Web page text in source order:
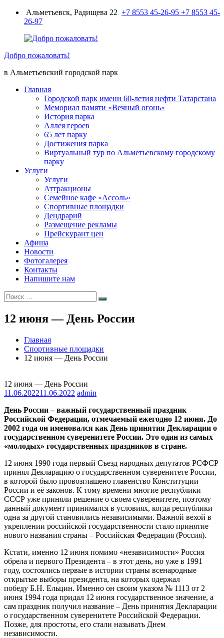
ПерейтиАльметьевск, Радищева 22 +7 8553 45-26-95 +7 8553 45-
26-97
Добро пожаловать!
в Альметьевский городской парк
Главная
Городской парк имени 60-летия нефти Татарстана
Мемориал памяти «Вечный огонь»
История парка
Аллея героев
65 лет парку
Достижения парка
Виртуальный тур по Альметьевскому городскому
парку
Услуги
Услуги
Аттракционы
Семейное кафе «Ассоль»
Спортивные площадки
Дендрарий
Размещение рекламы
Прейскурант цен
Афиша
Новости
Фотогалерея
Контакты
Напишите нам
Искать:
Поиск
12 июня — День России
Главная
Спортивные площадки
12 июня — День России
12 июня — День России
11.06.202211.06.2022 admin
День России – важный государственный праздник
Российской Федерации, отмечаемый ежегодно 12 июня. До
2002 года он именовался как День принятия Декларации о
государственном суверенитете России. Это один из самых
«молодых» государственных праздников в стране.
12 июня 1990 года первый Съезд народных депутатов РСФСР
принял Декларацию о государственном суверенитете России,
в которой было провозглашено главенство Конституции
России и её законов. К тому времени многие республики
СССР уже приняли решение о своем суверенитете, поэтому
данный документ принимался в условиях, когда республики
одна за другой становились независимыми. Важной вехой в
укреплении российской государственности стало принятие
нового названия страны – Российская Федерация (Россия).
Кстати, именно 12 июня помимо «независимости» Россия
обрела и первого Президента – в этот день, но уже в 1991
году, состоялись первые в истории страны всенародные
открытые выборы президента, на которых одержал
победу Б.Н. Ельцин. Именно он своим указом № 1113 от 2
июня 1994 года придал 12 июня государственное значение, а
сам праздник получил название – День принятия Декларации
о государственном суверенитете Российской Федерации.
Позже, для простоты, его стали называть Днем
независимости.